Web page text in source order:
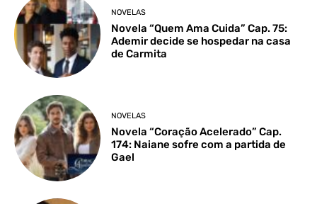
NOVELAS
Novela “Quem Ama Cuida” Cap. 75:
Ademir decide se hospedar na casa
de Carmita
NOVELAS
Novela “Coração Acelerado” Cap.
174: Naiane sofre com a partida de
Gael